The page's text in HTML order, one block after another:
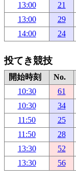
13:00
21
13:00
29
14:00
24
投てき競技
開始時刻 No.
10:30
61
10:30
34
11:50
25
11:50
28
13:30
52
13:30
56